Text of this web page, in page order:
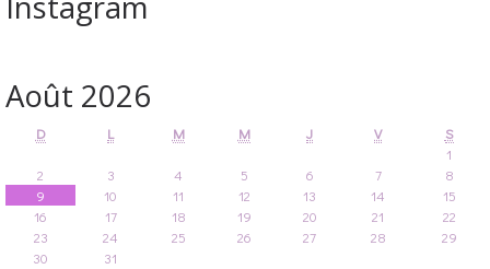
Août 2026
D L M M J V
S
1
2
3 4 5 6 7
8
9
10 11 12 13 14
15
16
17 18 19 20 21
22
23
24 25 26 27 28
29
30
31